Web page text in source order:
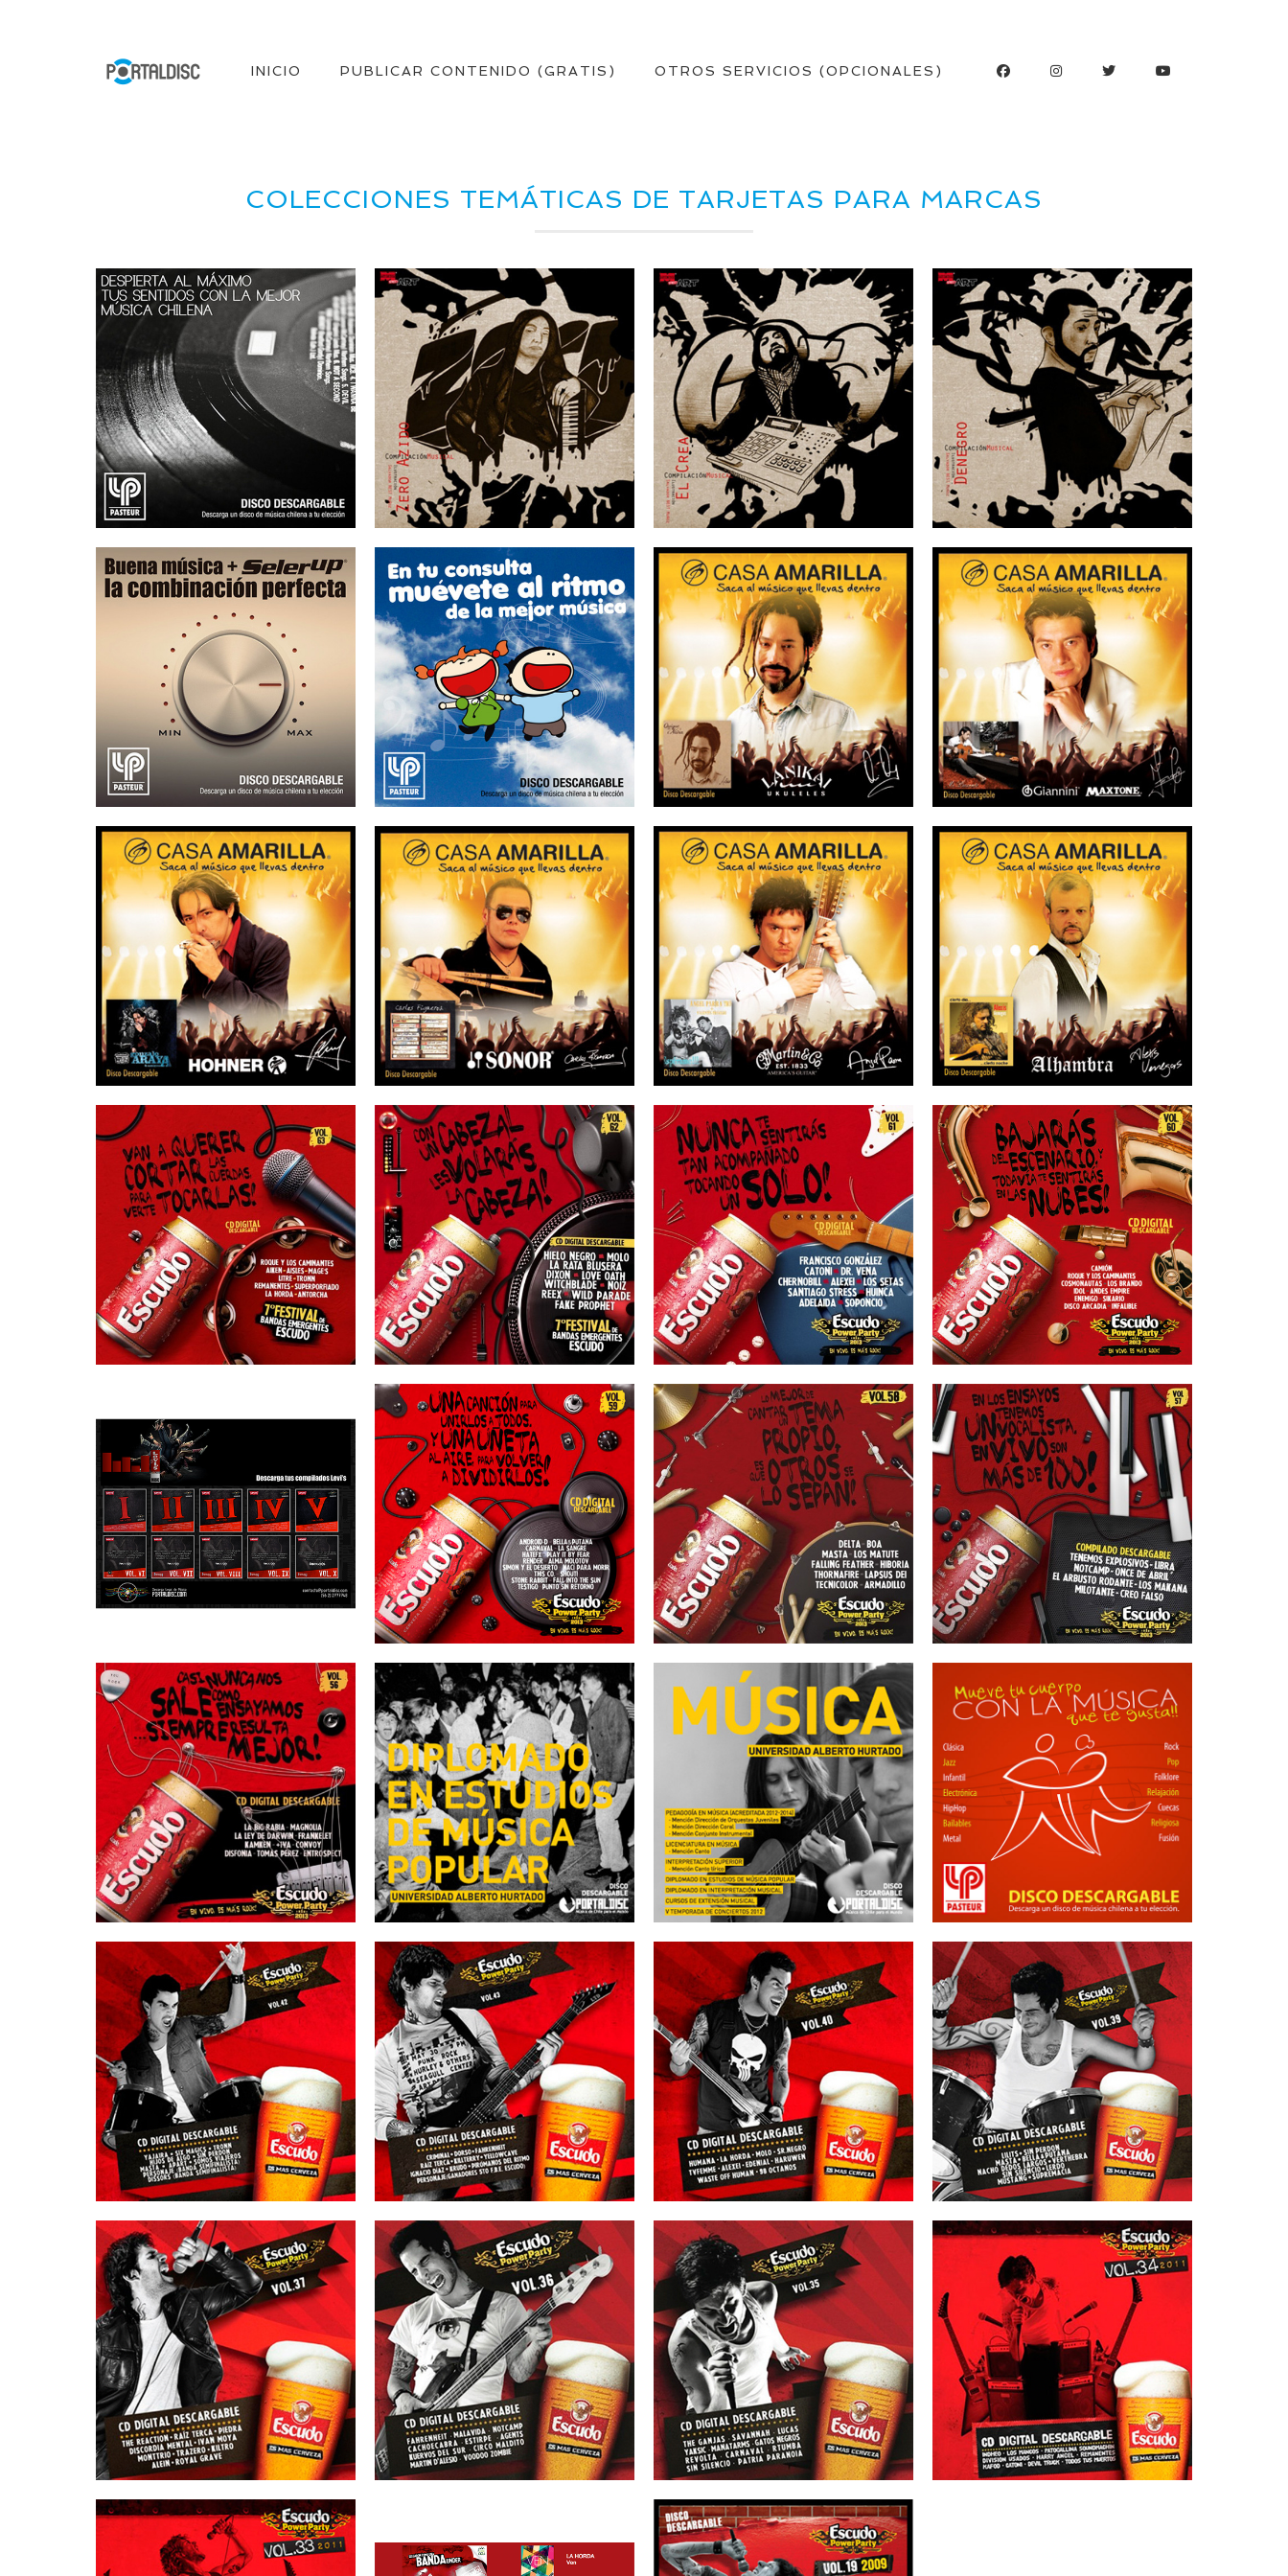
INICIO PUBLICAR CONTENIDO (GRATIS) OTROS SERVICIOS (OPCIONALES)
COLECCIONES TEMÁTICAS DE TARJETAS PARA MARCAS
25/08/2018
LABORATORIO
PASTEUR – Otorrino
25/08/2015
MARSON – Zero Ázido
25/08/2015
MARSON – El Crea
25/08/2015
MARSON – DeNegro
25/08/2015
LABORATORIO
PASTEUR – Urología
25/08/2015
LABORATORIO
PASTEUR – Pediatría
25/08/2015
CASA AMARILLA –
Quique Neira
25/08/2015
CASA AMARILLA –
Leandro Martínez
25/08/2015
CASA AMARILLA –
Gonzalo Araya
25/08/2015
CASA AMARILLA –
Carlos Figueroa
25/08/2015
CASA AMARILLA –
Ángel Parra
25/08/2015
CASA AMARILLA –
Alexis Venegas
16/08/2013
ESCUDO – Vol 63
16/07/2013
ESCUDO – Vol 62
16/06/2013
ESCUDO – Vol 61
16/05/2013
ESCUDO – Vol 60
26/04/2013
CAMPAÑA LEVI’S –
PORTALDISC
16/04/2013
ESCUDO – Vol 59
16/03/2013
ESCUDO – Vol 58
16/02/2013
ESCUDO – Vol 57
16/01/2013
ESCUDO – Vol 56
27/10/2012
DIPLOMADO EN
ESTUDIOS DE MÚSICA
POPULAR
UNIVERSIDAD
ALBERTO HURTADO
26/10/2012
INSTITUTO UAH
07/09/2012
LABORATORIO
PASTEUR – Seminario
16/08/2012
ESCUDO – Vol 42
16/07/2012
ESCUDO – Vol 43
16/06/2012
ESCUDO – Vol 40
16/05/2012
ESCUDO – Vol 39
16/03/2012
ESCUDO – Vol 37
16/02/2012
ESCUDO – Vol 36
16/01/2012
ESCUDO – Vol 35
16/09/2011
ESCUDO – Vol 34
26/07/2010